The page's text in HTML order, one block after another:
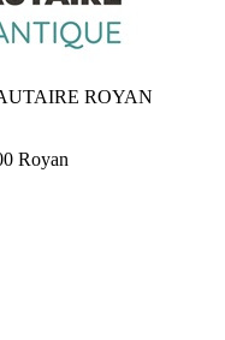
ROYAN
Royan